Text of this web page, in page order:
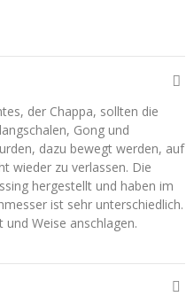
der Chappa, sollten die
Gong und
dazu bewegt werden, auf
wieder zu verlassen. Die
hergestellt und haben im
ist sehr unterschiedlich.
Weise anschlagen.